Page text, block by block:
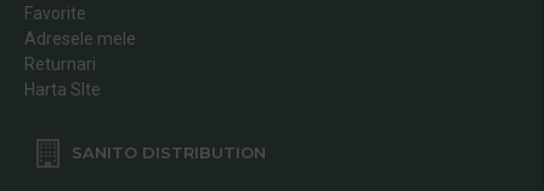
Favorite
Adresele mele
Returnari
Harta SIte
SANITO DISTRIBUTION